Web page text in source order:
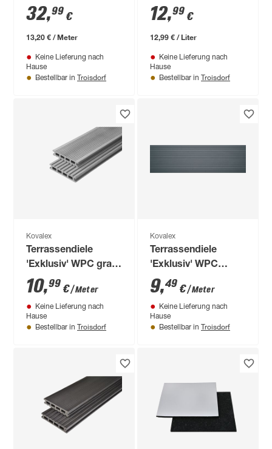
2500 x 27 x 28/42
mm
32,99 €
13,20 € / Meter
Keine Lieferung nach
Hause
Bestellbar in Troisdorf
12,99 €
12,99 € / Liter
Keine Lieferung nach
Hause
Bestellbar in Troisdorf
Kovalex
Terrassendiele
'Exklusiv' WPC grau
1000 x 145 x 26 mm
10,99 €/ Meter
Keine Lieferung nach
Hause
Bestellbar in Troisdorf
Kovalex
Terrassendiele
'Exklusiv' WPC
steingrau 1000 x 145
x 26 mm
9,49 €/ Meter
Keine Lieferung nach
Hause
Bestellbar in Troisdorf